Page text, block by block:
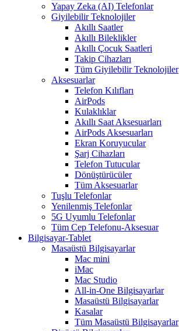
Yapay Zeka (AI) Telefonlar
Giyilebilir Teknolojiler
Akıllı Saatler
Akıllı Bileklikler
Akıllı Çocuk Saatleri
Takip Cihazları
Tüm Giyilebilir Teknolojiler
Aksesuarlar
Telefon Kılıfları
AirPods
Kulaklıklar
Akıllı Saat Aksesuarları
AirPods Aksesuarları
Ekran Koruyucular
Şarj Cihazları
Telefon Tutucular
Dönüştürücüler
Tüm Aksesuarlar
Tuşlu Telefonlar
Yenilenmiş Telefonlar
5G Uyumlu Telefonlar
Tüm Cep Telefonu-Aksesuar
Bilgisayar-Tablet
Masaüstü Bilgisayarlar
Mac mini
iMac
Mac Studio
All-in-One Bilgisayarlar
Masaüstü Bilgisayarlar
Kasalar
Tüm Masaüstü Bilgisayarlar